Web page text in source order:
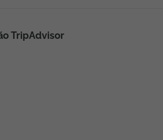
TripAdvisor